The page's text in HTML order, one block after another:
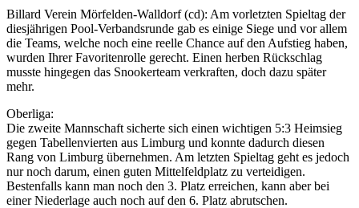
Billard Verein Mörfelden-Walldorf (cd): Am vorletzten Spieltag der
diesjährigen Pool-Verbandsrunde gab es einige Siege und vor allem
die Teams, welche noch eine reelle Chance auf den Aufstieg haben,
wurden Ihrer Favoritenrolle gerecht. Einen herben Rückschlag
musste hingegen das Snookerteam verkraften, doch dazu später
mehr.
Oberliga:
Die zweite Mannschaft sicherte sich einen wichtigen 5:3 Heimsieg
gegen Tabellenvierten aus Limburg und konnte dadurch diesen
Rang von Limburg übernehmen. Am letzten Spieltag geht es jedoch
nur noch darum, einen guten Mittelfeldplatz zu verteidigen.
Bestenfalls kann man noch den 3. Platz erreichen, kann aber bei
einer Niederlage auch noch auf den 6. Platz abrutschen.